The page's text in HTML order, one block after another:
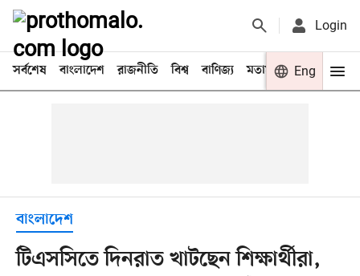
Login
সর্বশেষ বাংলাদেশ রাজনীতি বিশ্ব বাণিজ্য মতামত খেলা
Eng
বাংলাদেশ
টিএসসিতে দিনরাত খাটছেন শিক্ষার্থীরা,